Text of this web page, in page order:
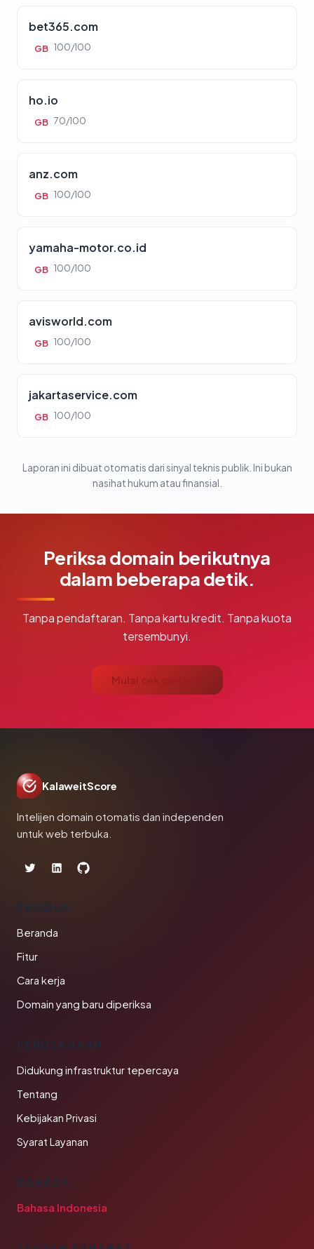
bet365.com
GB 100/100
ho.io
GB 70/100
anz.com
GB 100/100
yamaha-motor.co.id
GB 100/100
avisworld.com
GB 100/100
jakartaservice.com
GB 100/100
Laporan ini dibuat otomatis dari sinyal teknis publik. Ini bukan
nasihat hukum atau finansial.
Periksa domain berikutnya
dalam beberapa detik.
Tanpa pendaftaran. Tanpa kartu kredit. Tanpa kuota
tersembunyi.
Mulai cek gratis →
KalaweitScore
Intelijen domain otomatis dan independen
untuk web terbuka.
PRODUK
Beranda
Fitur
Cara kerja
Domain yang baru diperiksa
PERUSAHAAN
Didukung infrastruktur tepercaya
Tentang
Kebijakan Privasi
Syarat Layanan
BAHASA
Bahasa Indonesia